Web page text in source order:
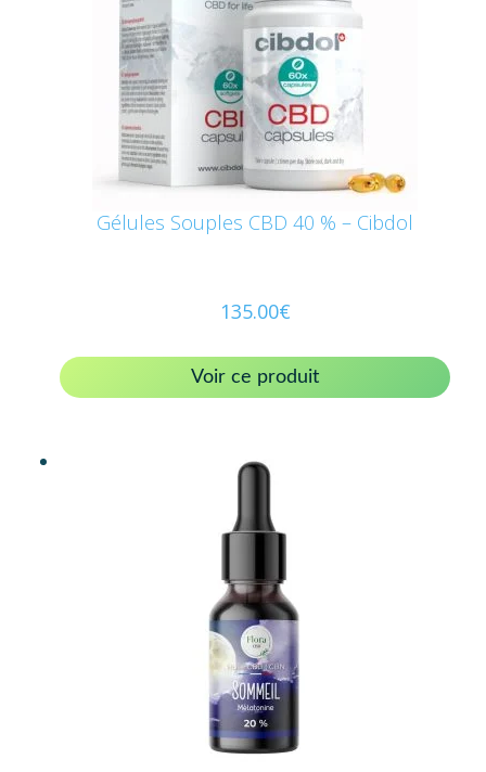
Gélules Souples CBD 40 % – Cibdol
135.00€
Voir ce produit